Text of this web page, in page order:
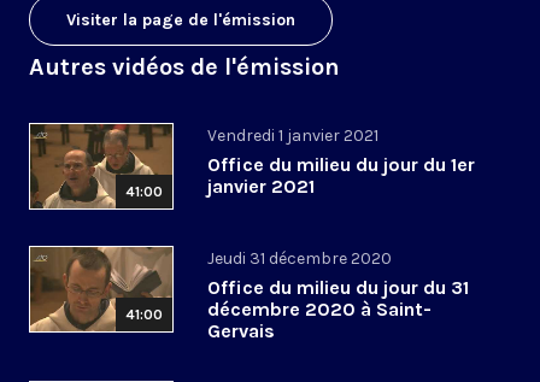
Visiter la page de l'émission
Autres vidéos de l'émission
41:00
Vendredi 1 janvier 2021
Office du milieu du jour du 1er
janvier 2021
41:00
Jeudi 31 décembre 2020
Office du milieu du jour du 31
décembre 2020 à Saint-
Gervais